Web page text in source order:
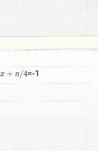
п
x +п /4 =-1